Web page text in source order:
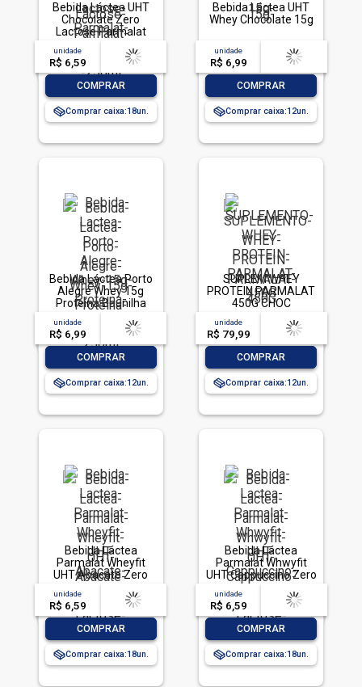
Bebida Láctea UHT
Chocolate Zero
Lactose Parmalat
Wheyfit 250ml
unidade
R$ 6,59
acima de
-- --,--un.
COMPRAR
Comprar caixa:18
Bebida Láctea UHT
Whey Chocolate 15g
unidade
R$ 6,99
acima de
-- --,--un.
COMPRAR
Comprar caixa:12
Bebida Láctea Porto
Alegre Whey 15g
Proteína Baunilha
250ml
unidade
R$ 6,99
acima de
-- --,--un.
COMPRAR
Comprar caixa:12
SUPLEM WHEY
PROTEIN PARMALAT
450G CHOC
unidade
R$ 79,99
acima de
-- --,--un.
COMPRAR
Comprar caixa:12
Bebida Láctea
Parmalat Wheyfit
UHT Abacate Zero
Lactose 250ml
unidade
R$ 6,59
acima de
-- --,--un.
COMPRAR
Comprar caixa:18
Bebida Láctea
Parmalat Whwyfit
UHT Cappuccino Zero
Lactose 250ml
unidade
R$ 6,59
acima de
-- --,--un.
COMPRAR
Comprar caixa:18